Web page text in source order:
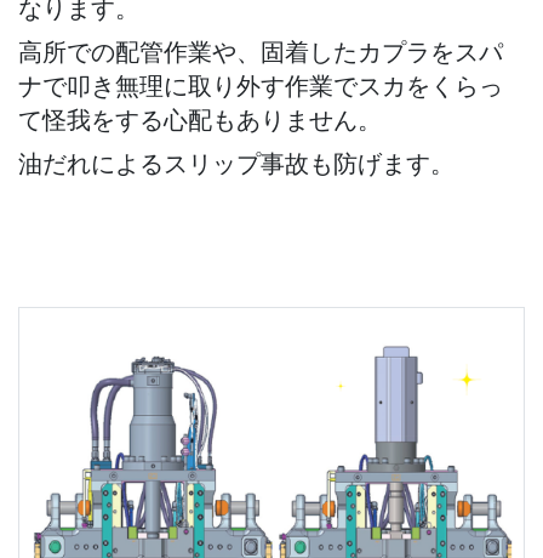
なります。
高所での配管作業や、固着したカプラをスパ
ナで叩き無理に取り外す作業でスカをくらっ
て怪我をする心配もありません。
油だれによるスリップ事故も防げます。